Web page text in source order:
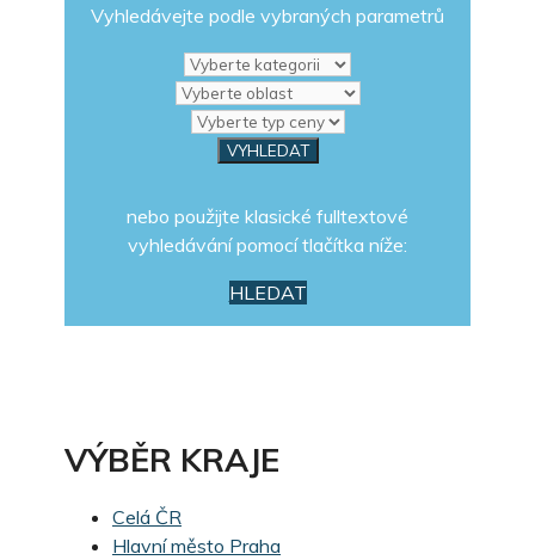
Vyhledávejte podle vybraných parametrů
nebo použijte klasické fulltextové
vyhledávání pomocí tlačítka níže:
HLEDAT
VÝBĚR KRAJE
Celá ČR
Hlavní město Praha